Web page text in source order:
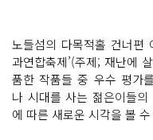
노들섬의 다목적홀 건너편
과연합축제’(주제; 재난에
품한 작품들 중 우수 평가
나 시대를 사는 젊은이들
에 따른 새로운 시각을 볼